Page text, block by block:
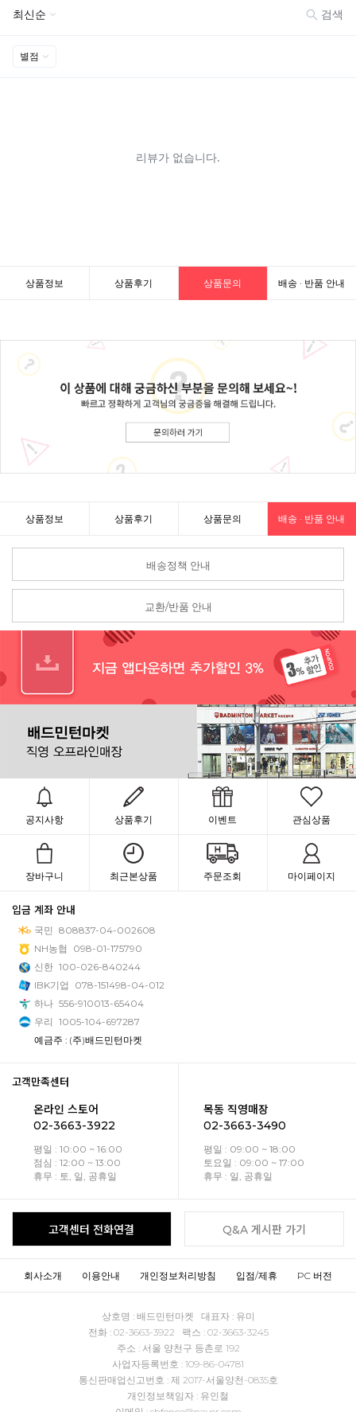
상품정보 상품후기 상품문의 배송 · 반품 안내
상품정보 상품후기 상품문의 배송 · 반품 안내
배송정책 안내
교환/반품 안내
공지사항 상품후기 이벤트 관심상품
장바구니 최근본상품 주문조회 마이페이지
입금 계좌 안내
국민 808837-04-002608
NH농협
098-01-175790
신한 100-026-840244
IBK기업
078-151498-04-012
하나 556-910013-65404
우리 1005-104-697287
예금주 : (주)배드민턴마켓
고객만족센터
온라인 스토어
02-3663-3922
평일 : 10:00 ~ 16:00
점심 : 12:00 ~ 13:00
휴무 : 토, 일, 공휴일
목동 직영매장
02-3663-3490
평일 : 09:00 ~ 18:00
토요일 : 09:00 ~ 17:00
휴무 : 일, 공휴일
고객센터 전화연결 Q&A 게시판 가기
회사소개 이용안내 개인정보처리방침 입점/제휴 PC 버전
상호명 : 배드민턴마켓 대표자 : 유미
전화 : 02-3663-3922 팩스 : 02-3663-3245
주소 : 서울 양천구 등촌로 192
사업자등록번호 : 109-86-04781
통신판매업신고번호 : 제 2017-서울양천-0835호
개인정보책임자 : 유인철